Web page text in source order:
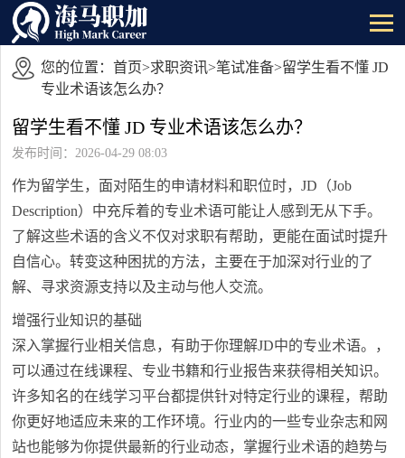
您的位置： 首页>求职资讯>笔试准备>留学生看不懂 JD
专业术语该怎么办？
留学生看不懂 JD 专业术语该怎么办？
发布时间：2026-04-29 08:03
作为留学生，面对陌生的申请材料和职位时，JD（Job
Description）中充斥着的专业术语可能让人感到无从下手。
了解这些术语的含义不仅对求职有帮助，更能在面试时提升
自信心。转变这种困扰的方法，主要在于加深对行业的了
解、寻求资源支持以及主动与他人交流。
增强行业知识的基础
深入掌握行业相关信息，有助于你理解JD中的专业术语。，
可以通过在线课程、专业书籍和行业报告来获得相关知识。
许多知名的在线学习平台都提供针对特定行业的课程，帮助
你更好地适应未来的工作环境。行业内的一些专业杂志和网
站也能够为你提供最新的行业动态，掌握行业术语的趋势与